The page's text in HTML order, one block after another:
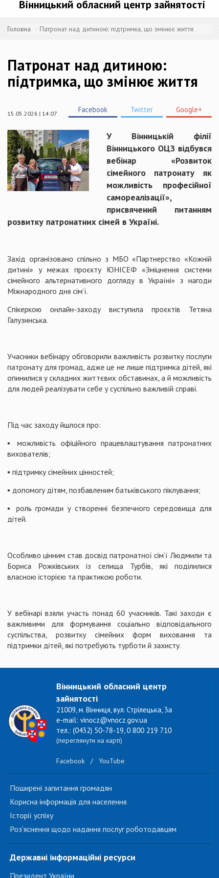
Вінницький обласний центр зайнятості
Головна Патронат над дитиною: підтримка, що змінює життя
Патронат над дитиною:
підтримка, що змінює життя
15.05.2026 | 14:07 Facebook Twitter Google+
У Вінницькій філії
Вінницького ОЦЗ відбувся
вебінар «Розвиток
сімейного патронату як
можливість професійної
самореалізації»,
присвячений питанням
розвитку патронатних сімей в Україні.
Захід організовано спільно з МБО «Партнерство «Кожній
дитині» у межах проєкту ЮНІСЕФ «Зміцнення системи
сімейного альтернативного догляду в Україні» з нагоди
Міжнародного дня сім’ї.
Спікеркою онлайн-заходу виступила проєктів Тетяна
Галузинська.
Учасники вебінару обговорили важливість розвитку послуги
патронату для громад, адже це не лише підтримка дітей, які
опинилися у складних життєвих обставинах, а й можливість
для людей реалізувати себе у суспільно важливій справі.
Під час заходу йшлося про:
▪️ можливість офіційного працевлаштування патронатних
вихователів;
▪️ підтримку сімейних цінностей;
▪️ допомогу дітям, позбавленим батьківського піклування;
▪️ роль громади у створенні безпечного середовища для
дітей.
Особливо цінним став досвід патронатної сім’ї Людмили та
Бориса Рожківських із селища Турбів, які поділилися
власною історією та практикою роботи.
У вебінарі взяли участь понад 60 учасників. Такі заходи є
важливими для формування соціально відповідального
суспільства, розвитку сімейних форм виховання та
підтримки дітей, які потребують турботи й захисту.
Вінницький обласний центр
зайнятості
21009, м. Вінниця, вул. Стрілецька, 3а
e-mail: vinocz@vnocz.gov.ua
тел.: (0432) 50-78-19, 0 800 219 710
(переглянути на карті)
Facebook / YouTube
Поширені запитання громадян
Корисна інформація для населення
Історії успіху
Роз'яснення щодо надання послуг роботодавцям
Державні інформаційні ресурси
Президент України